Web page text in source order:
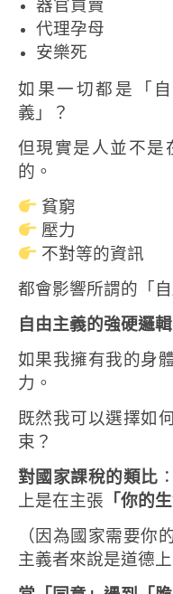
器官買賣
代理孕母
安樂死
如果一切都是「自
義」？
但現實是 人並不是
的。
貧窮
壓力
不對等的資訊
都會影響所謂的「自
自由主義的強硬邏
如果我擁有我的身
力。
既然我可以選擇如
束？
對國家課稅的類比
上是在主張 「你的
（因為國家需要你
主義者來說是道德上